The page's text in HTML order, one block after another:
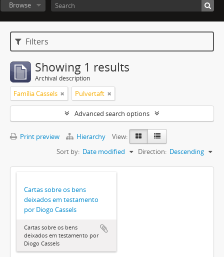
Browse
Filters
Showing 1 results
Archival description
Família Cassels Pulvertaft
Advanced search options
Print preview Hierarchy
View:
Sort by: Date modified Direction: Descending
Cartas sobre os bens
deixados em testamento
por Diogo Cassels
Cartas sobre os bens
deixados em testamento por
Diogo Cassels